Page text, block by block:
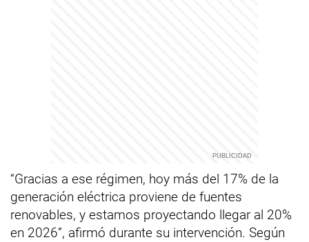
“Gracias a ese régimen, hoy más del 17% de la
generación eléctrica proviene de fuentes
renovables, y estamos proyectando llegar al 20%
en 2026”, afirmó durante su intervención. Según